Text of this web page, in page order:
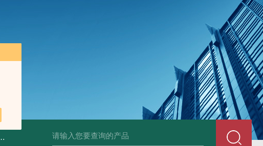
FITC标记小鼠抗His tag 组织细胞固定液（8％，PFA） 总胆汁酸（TBA）质